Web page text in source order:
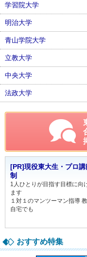
学習院大学
明治大学
青山学院大学
立教大学
中央大学
法政大学
[PR]現役東大生・プロ
制
1人ひとりが目指す目標に向
ます
１対１のマンツーマン指導
自宅でも
おすすめ特集